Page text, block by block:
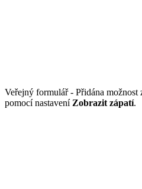
Veřejný formulář - Přidána možnost
pomocí nastavení Zobrazit zápatí.